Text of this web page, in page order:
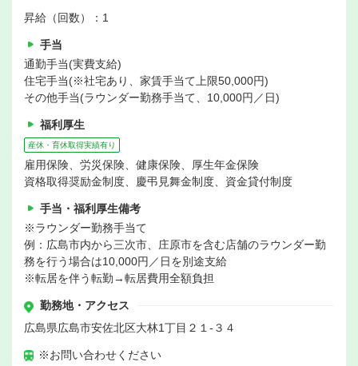
昇給（回数）：1
手当
通勤手当(実費支給)
住宅手当(※社宅あり、家賃手当て上限50,000円)
その他手当(ラウンダー勤務手当て、10,000円／日)
福利厚生
産休・育休取得実績有り
雇用保険、労災保険、健康保険、厚生年金保険
資格取得奨励金制度、慶弔見舞金制度、資金貸付制度
手当・福利厚生備考
※ラウンダー勤務手当て
例：広島市内から三次市、庄原市を含む店舗のラウンダー勤
務を行う場合は10,000円／日を別途支給
※転居を伴う転勤→転居費用全額負担
勤務地・アクセス
広島県広島市安佐北区大林1丁目２１-３４
※お問い合わせください